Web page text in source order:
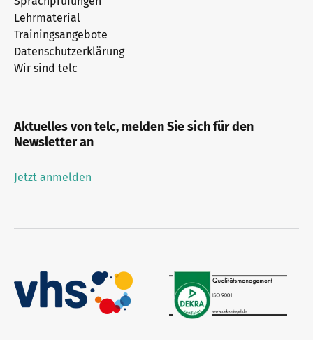
Lehrmaterial
Trainingsangebote
Datenschutzerklärung
Wir sind telc
Aktuelles von telc, melden Sie sich für den
Newsletter an
Jetzt anmelden